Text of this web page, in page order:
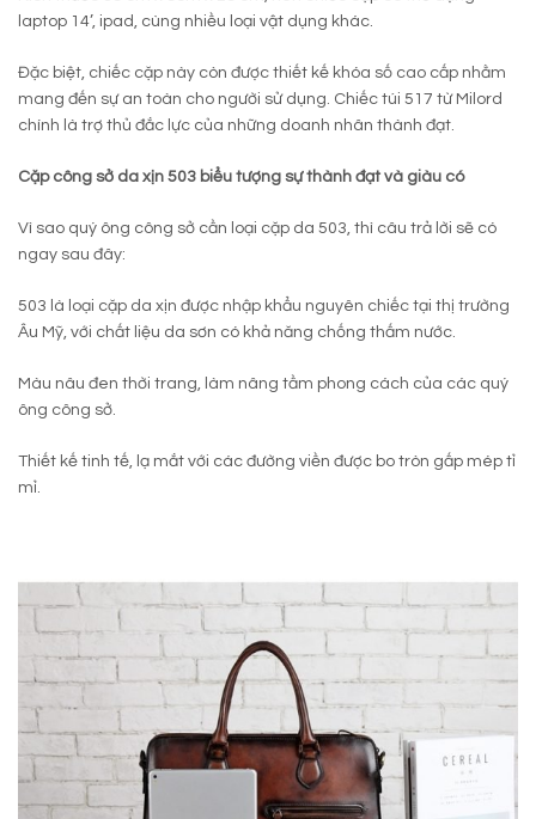
laptop 14’, ipad, cùng nhiều loại vật dụng khác.
Đặc biệt, chiếc cặp này còn được thiết kế khóa số cao cấp nhằm
mang đến sự an toàn cho người sử dụng. Chiếc túi 517 từ Milord
chính là trợ thủ đắc lực của những doanh nhân thành đạt.
Cặp công sở da xịn 503 biểu tượng sự thành đạt và giàu có
Vì sao quý ông công sở cần loại cặp da 503, thì câu trả lời sẽ có
ngay sau đây:
503 là loại cặp da xịn được nhập khẩu nguyên chiếc tại thị trường
Âu Mỹ, với chất liệu da sơn có khả năng chống thấm nước.
Màu nâu đen thời trang, làm nâng tầm phong cách của các quý
ông công sở.
Thiết kế tinh tế, lạ mắt với các đường viền được bo tròn gấp mép tỉ
mỉ.